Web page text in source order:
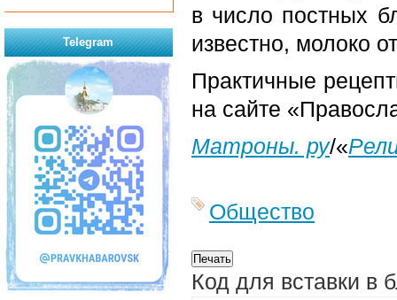
в число постных
известно, молоко
Практичные
на сайте
Матроны. ру/«
Общество
Код для вставки в
Telegram